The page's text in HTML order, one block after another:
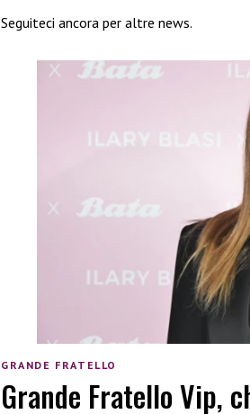
Seguiteci ancora per altre news.
GRANDE FRATELLO
Grande Fratello Vip,